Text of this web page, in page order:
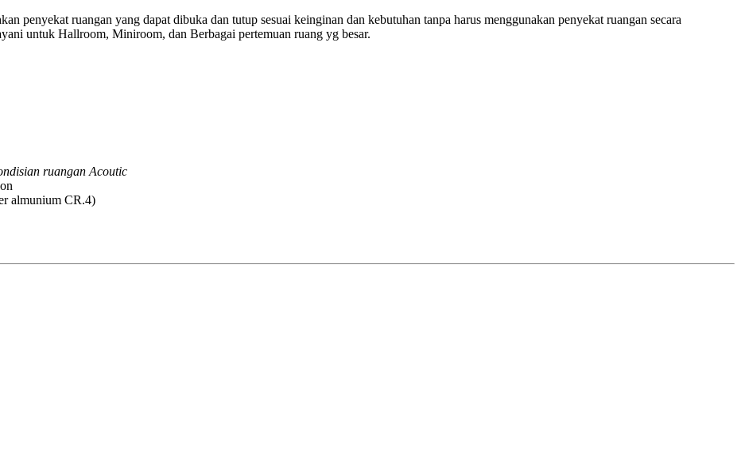
penyekat ruangan yang dapat dibuka dan tutup sesuai keinginan dan kebutuhan tanpa harus menggunakan penyekat ruangan secara
untuk Hallroom, Miniroom, dan Berbagai pertemuan ruang yg besar.
ruangan Acoutic
almunium CR.4)